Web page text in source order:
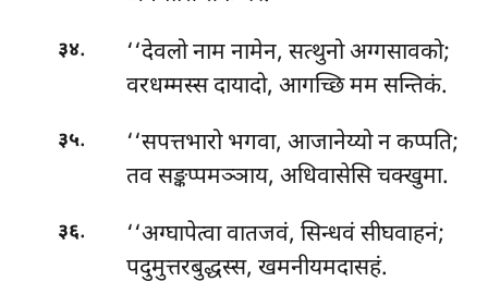
३४.
‘‘देवलो नाम नामेन, सत्थुनो अग्गसावको;
वरधम्मस्स दायादो, आगच्छि मम सन्तिकं.
३५.
‘‘सपत्तभारो भगवा, आजानेय्यो न कप्पति;
तव सङ्कप्पमञ्ञाय, अधिवासेसि चक्खुमा.
३६.
‘‘अग्घापेत्वा वातजवं, सिन्धवं सीघवाहनं;
पदुमुत्तरबुद्धस्स, खमनीयमदासहं.